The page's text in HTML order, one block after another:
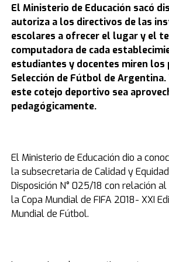
El Ministerio de Educación sacó
autoriza a los directivos de las
escolares a ofrecer el lugar y el
computadora de cada
estudiantes y docentes miren los
Selección de Fútbol deArgentina.
este cotejo deportivo sea
pedagógicamente.
El Ministerio de Educación dio a
la subsecretaria de Calidad y
Disposición N° 025/18 con relación
la Copa Mundial de FIFA 2018- XXI
Mundial de Fútbol.